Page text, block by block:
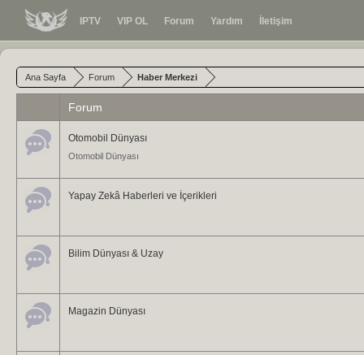
IPTV VIP OL Forum Yardım İletişim
Ana Sayfa Forum Haber Merkezi
Forum
Otomobil Dünyası
Otomobil Dünyası
Yapay Zekâ Haberleri ve İçerikleri
Bilim Dünyası & Uzay
Magazin Dünyası